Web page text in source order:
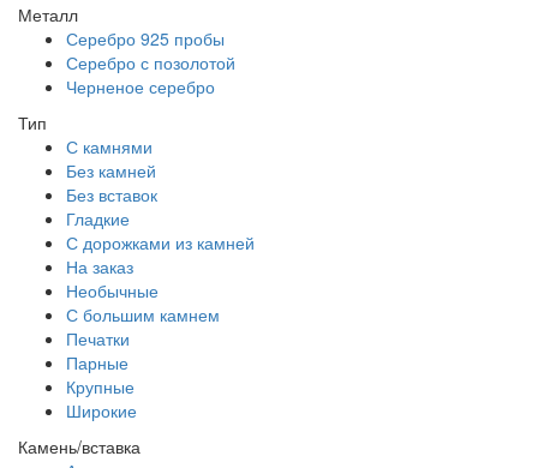
Металл
Серебро 925 пробы
Серебро с позолотой
Черненое серебро
Тип
С камнями
Без камней
Без вставок
Гладкие
С дорожками из камней
На заказ
Необычные
С большим камнем
Печатки
Парные
Крупные
Широкие
Камень/вставка